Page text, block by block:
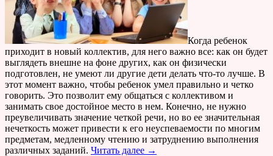
Когда ребенок
приходит в новый коллектив, для него важно все: как он будет
выглядеть внешне на фоне других, как он физически
подготовлен, не умеют ли другие дети делать что-то лучше. В
этот момент важно, чтобы ребенок умел правильно и четко
говорить. Это позволит ему общаться с коллективом и
занимать свое достойное место в нем. Конечно, не нужно
преувеличивать значение четкой речи, но во ее значительная
нечеткость может привести к его неуспеваемости по многим
предметам, медленному чтению и затруднению выполнения
различных заданий. Читать далее →